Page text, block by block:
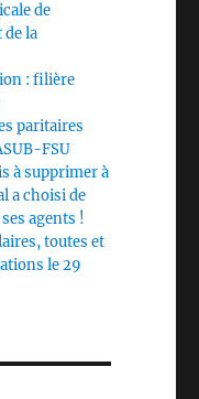
de
de la
: filière
paritaires
FSU
à supprimer à
a choisi de
agents !
toutes et
le 29